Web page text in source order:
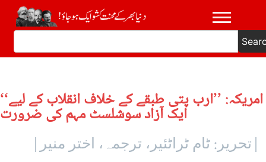
امریکہ: ’’ارب پتی طبقے کے خلاف انقلاب کے لیے‘‘
ایک آزاد سوشلسٹ مہم کی ضرورت
|تحریر: ٹام ٹراٹئیر، ترجمہ، اختر منیر|